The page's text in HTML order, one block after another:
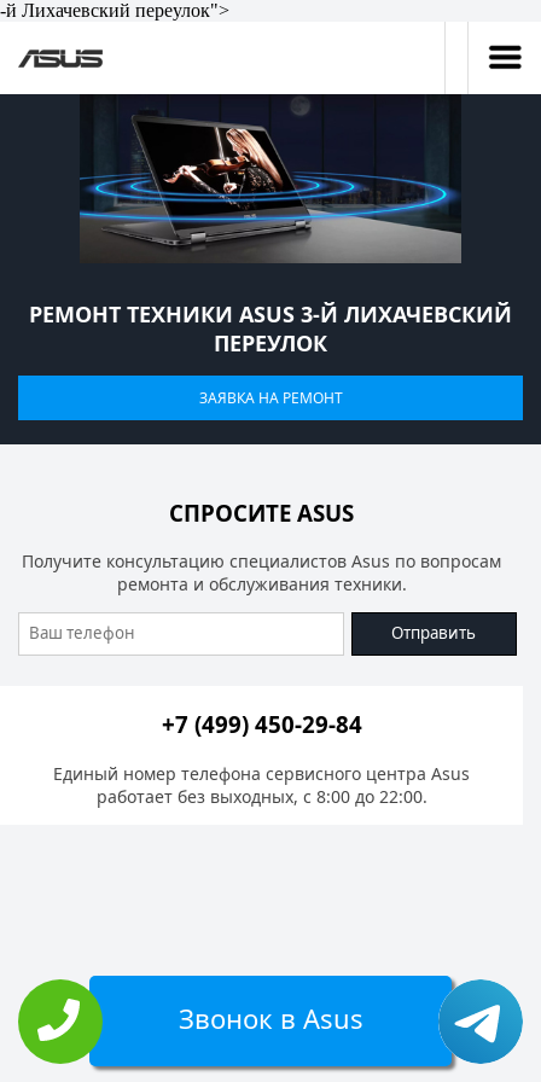
-й Лихачевский переулок">
РЕМОНТ ТЕХНИКИ ASUS 3-Й ЛИХАЧЕВСКИЙ
ПЕРЕУЛОК
ЗАЯВКА НА РЕМОНТ
СПРОСИТЕ ASUS
Получите консультацию специалистов Asus по вопросам
ремонта и обслуживания техники.
Отправить
+7 (499) 450-29-84
Единый номер телефона сервисного центра Asus
работает без выходных, с 8:00 до 22:00.
Звонок в Asus